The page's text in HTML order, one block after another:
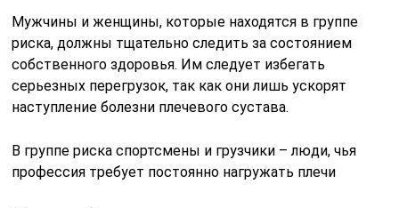
Мужчины и женщины, которые находятся в группе
риска, должны тщательно следить за состоянием
собственного здоровья. Им следует избегать
серьезных перегрузок, так как они лишь ускорят
наступление болезни плечевого сустава.
В группе риска спортсмены и грузчики – люди, чья
профессия требует постоянно нагружать плечи